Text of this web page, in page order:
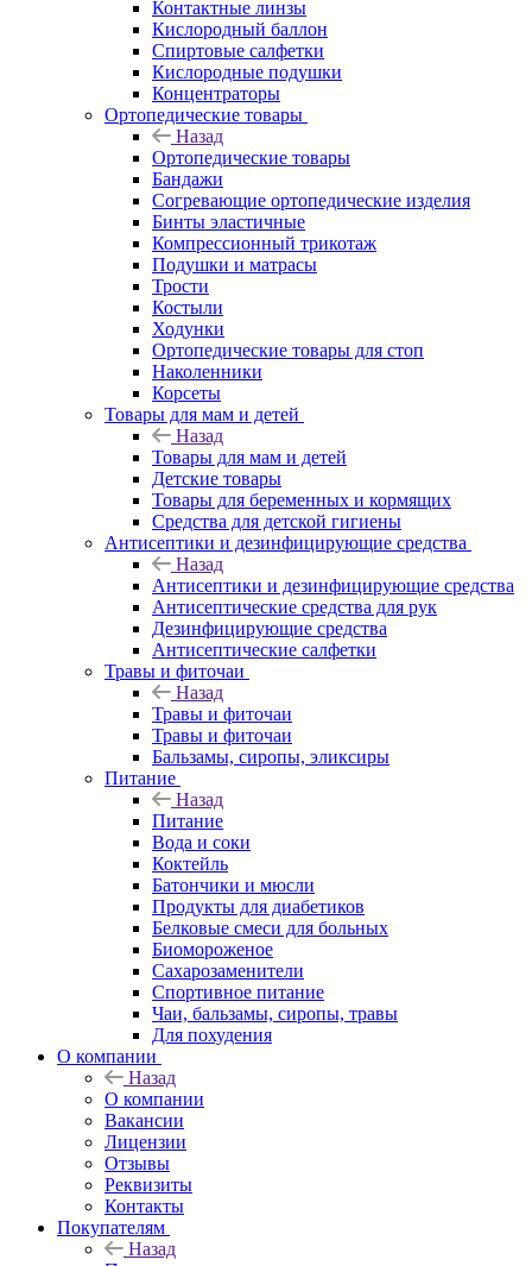
Контактные линзы
Кислородный баллон
Спиртовые салфетки
Кислородные подушки
Концентраторы
Ортопедические товары
Назад
Ортопедические товары
Бандажи
Согревающие ортопедические изделия
Бинты эластичные
Компрессионный трикотаж
Подушки и матрасы
Трости
Костыли
Ходунки
Ортопедические товары для стоп
Наколенники
Корсеты
Товары для мам и детей
Назад
Товары для мам и детей
Детские товары
Товары для беременных и кормящих
Средства для детской гигиены
Антисептики и дезинфицирующие средства
Назад
Антисептики и дезинфицирующие средства
Антисептические средства для рук
Дезинфицирующие средства
Антисептические салфетки
Травы и фиточаи
Назад
Травы и фиточаи
Травы и фиточаи
Бальзамы, сиропы, эликсиры
Питание
Назад
Питание
Вода и соки
Коктейль
Батончики и мюсли
Продукты для диабетиков
Белковые смеси для больных
Биомороженое
Сахарозаменители
Спортивное питание
Чаи, бальзамы, сиропы, травы
Для похудения
О компании
Назад
О компании
Вакансии
Лицензии
Отзывы
Реквизиты
Контакты
Покупателям
Назад